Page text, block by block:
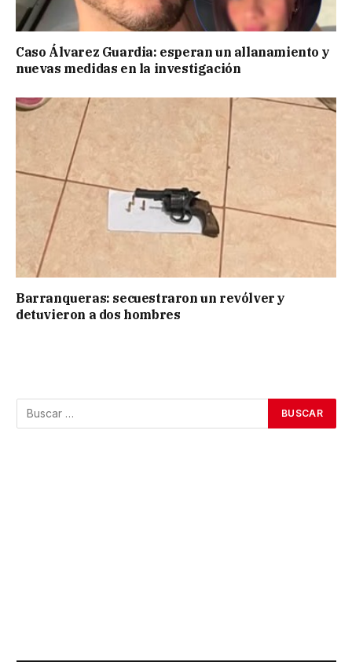
Caso Álvarez Guardia: esperan un allanamiento y
nuevas medidas en la investigación
Barranqueras: secuestraron un revólver y
detuvieron a dos hombres